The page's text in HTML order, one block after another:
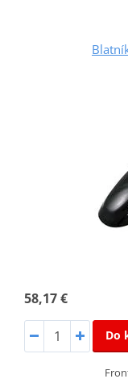
58,17 €
Do